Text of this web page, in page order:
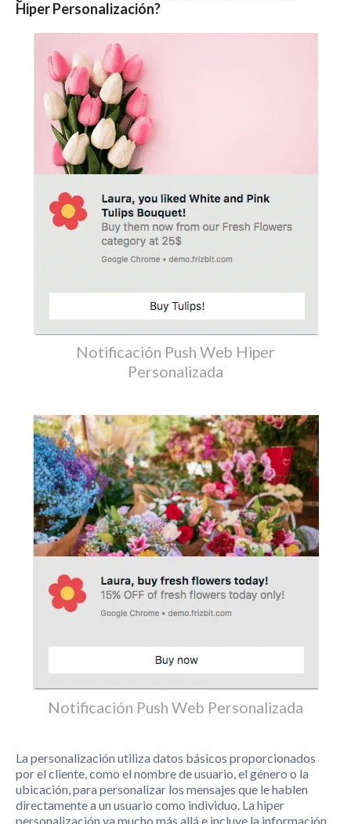
Hiper Personalización?
Notificación Push Web Hiper
Personalizada
Notificación Push Web Personalizada
La personalización utiliza datos básicos proporcionados
por el cliente, como el nombre de usuario, el género o la
ubicación, para personalizar los mensajes que le hablen
directamente a un usuario como individuo. La hiper
personalización va mucho más allá e incluye la información